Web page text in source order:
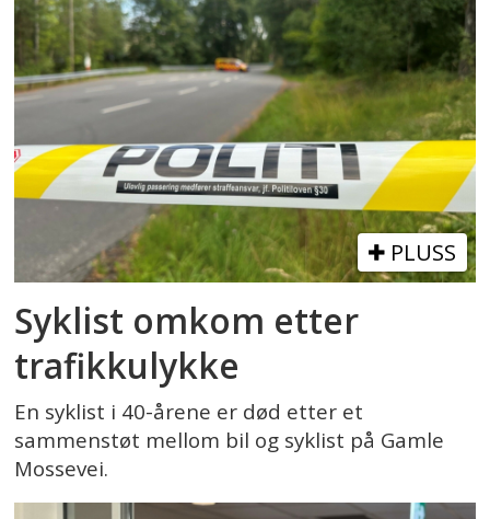
PLUSS
Syklist omkom etter
trafikkulykke
En syklist i 40-årene er død etter et
sammenstøt mellom bil og syklist på Gamle
Mossevei.